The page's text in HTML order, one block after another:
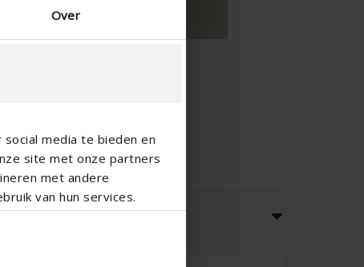
Over
media te bieden en
site met onze partners
met andere
van hun services.